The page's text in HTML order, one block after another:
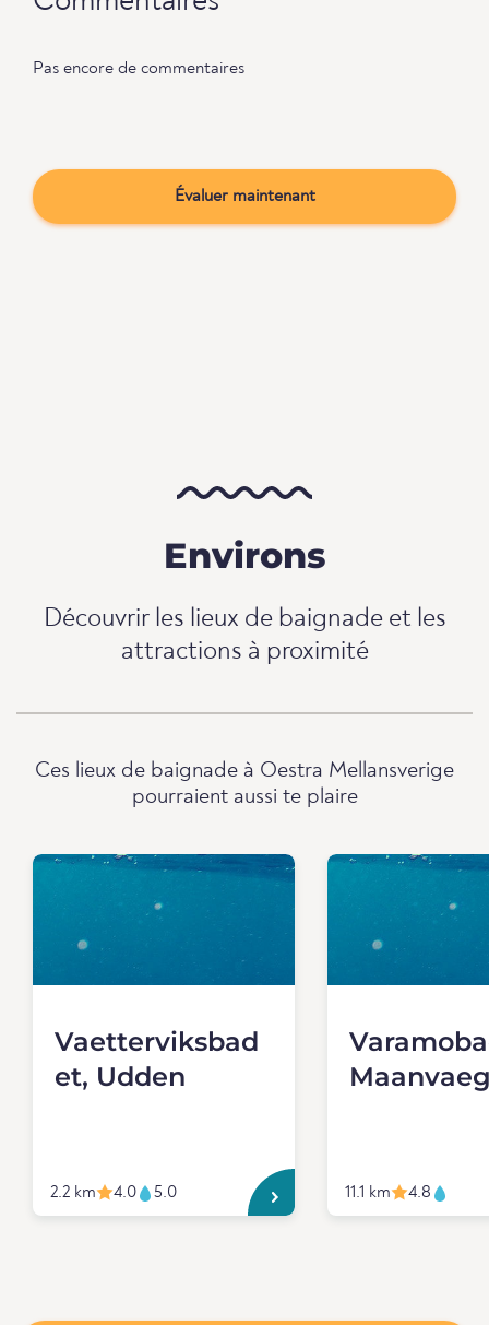
Pas encore de commentaires
Évaluer maintenant
Environs
Découvrir les lieux de baignade et les
attractions à proximité
Ces lieux de baignade à Oestra Mellansverige
pourraient aussi te plaire
Vaetterviksbad
et, Udden
2.2 km 4.0 5.0 11.1 km 4.8